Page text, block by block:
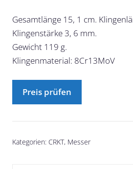
Gesamtlänge 15, 1 cm.
Klingenstärke 3, 6 mm.
Gewicht 119 g.
Klingenmaterial: 8Cr13MoV
Preis prüfen
Kategorien: CRKT, Messer